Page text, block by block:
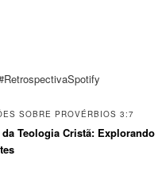
SOBRE PROVÉRBIOS 3:7
Teologia Cristã: Explorando